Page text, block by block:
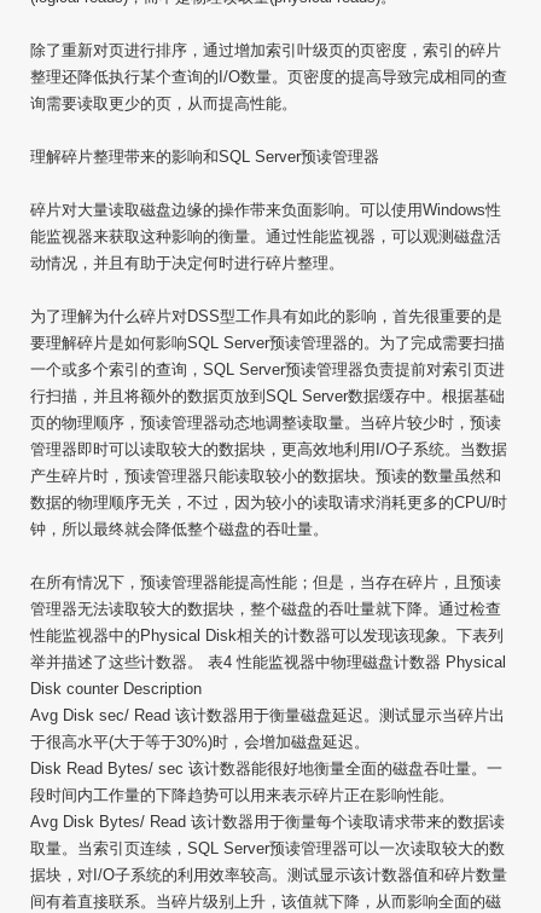
除了重新对页进行排序，通过增加索引叶级页的页密度，索引的碎片
整理还降低执行某个查询的I/O数量。页密度的提高导致完成相同的查
询需要读取更少的页，从而提高性能。
理解碎片整理带来的影响和SQL Server预读管理器
碎片对大量读取磁盘边缘的操作带来负面影响。可以使用Windows性
能监视器来获取这种影响的衡量。通过性能监视器，可以观测磁盘活
动情况，并且有助于决定何时进行碎片整理。
为了理解为什么碎片对DSS型工作具有如此的影响，首先很重要的是
要理解碎片是如何影响SQL Server预读管理器的。为了完成需要扫描
一个或多个索引的查询，SQL Server预读管理器负责提前对索引页进
行扫描，并且将额外的数据页放到SQL Server数据缓存中。根据基础
页的物理顺序，预读管理器动态地调整读取量。当碎片较少时，预读
管理器即时可以读取较大的数据块，更高效地利用I/O子系统。当数据
产生碎片时，预读管理器只能读取较小的数据块。预读的数量虽然和
数据的物理顺序无关，不过，因为较小的读取请求消耗更多的CPU/时
钟，所以最终就会降低整个磁盘的吞吐量。
在所有情况下，预读管理器能提高性能；但是，当存在碎片，且预读
管理器无法读取较大的数据块，整个磁盘的吞吐量就下降。通过检查
性能监视器中的Physical Disk相关的计数器可以发现该现象。下表列
举并描述了这些计数器。 表4 性能监视器中物理磁盘计数器 Physical
Disk counter Description
Avg Disk sec/ Read 该计数器用于衡量磁盘延迟。测试显示当碎片出
于很高水平(大于等于30%)时，会增加磁盘延迟。
Disk Read Bytes/ sec 该计数器能很好地衡量全面的磁盘吞吐量。一
段时间内工作量的下降趋势可以用来表示碎片正在影响性能。
Avg Disk Bytes/ Read 该计数器用于衡量每个读取请求带来的数据读
取量。当索引页连续，SQL Server预读管理器可以一次读取较大的数
据块，对I/O子系统的利用效率较高。测试显示该计数器值和碎片数量
间有着直接联系。当碎片级别上升，该值就下降，从而影响全面的磁